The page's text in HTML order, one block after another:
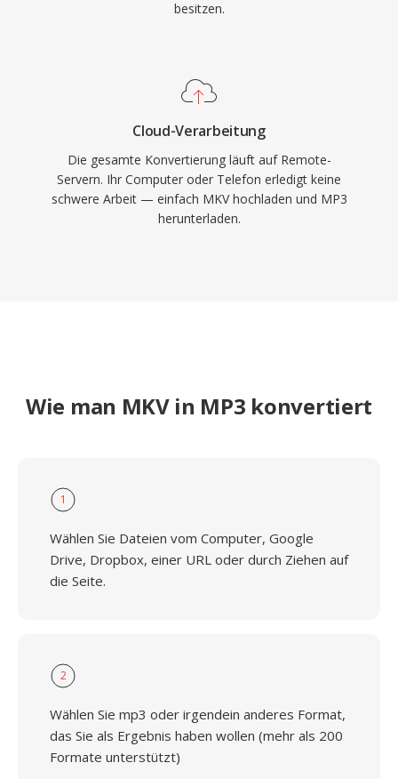
besitzen.
Cloud-Verarbeitung
Die gesamte Konvertierung läuft auf Remote-
Servern. Ihr Computer oder Telefon erledigt keine
schwere Arbeit — einfach MKV hochladen und MP3
herunterladen.
Wie man MKV in MP3 konvertiert
1
Wählen Sie Dateien vom Computer, Google
Drive, Dropbox, einer URL oder durch Ziehen auf
die Seite.
2
Wählen Sie mp3 oder irgendein anderes Format,
das Sie als Ergebnis haben wollen (mehr als 200
Formate unterstützt)